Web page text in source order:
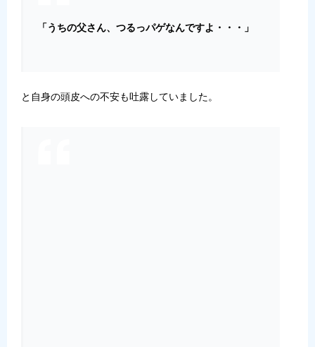
「うちの父さん、つるっパゲなんですよ・・・」
と自身の頭皮への不安も吐露していました。